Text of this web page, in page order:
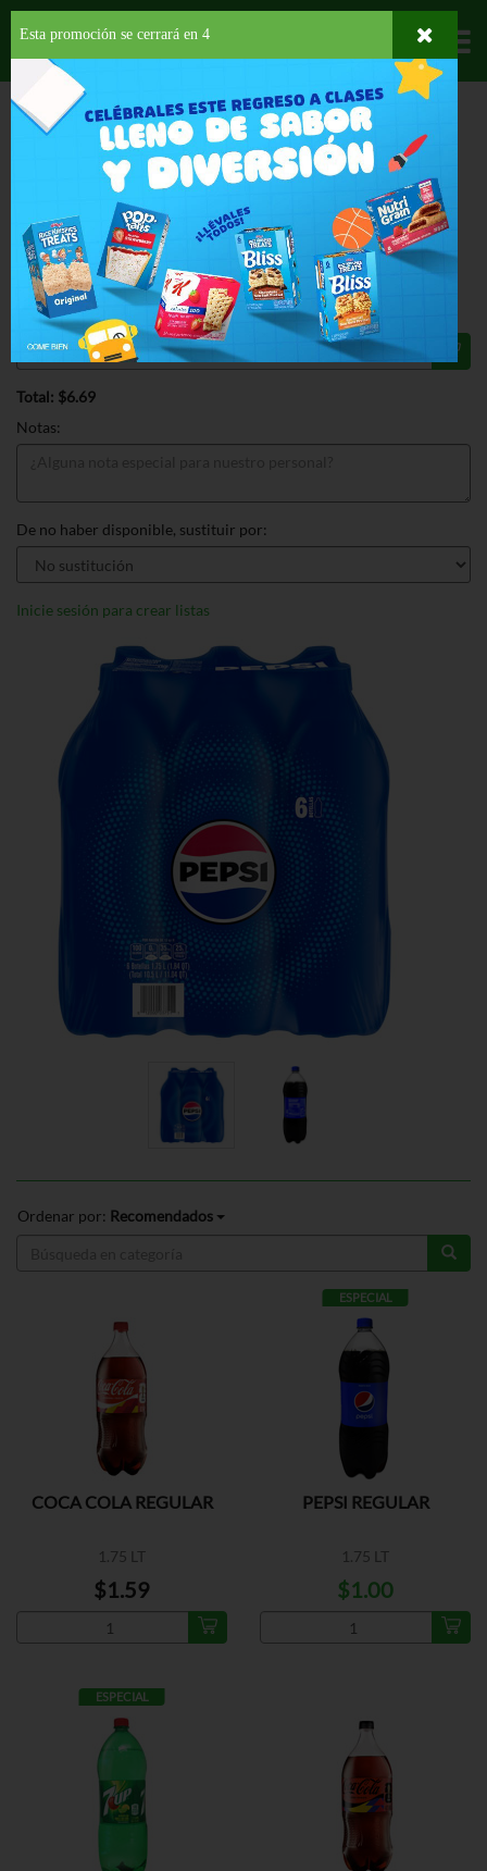
Departamentos
PROVISIONES BEBIDAS SODAS PEPSI REGULAR 6PK
PEPSI REGULAR 6PK 1.75 LT
$6.69
Regular $7.69
Válido hasta: agosto 31, 2026
Total: $6.69
Notas:
De no haber disponible, sustituir por:
Inicie sesión para crear listas
Ordenar por: Recomendados
COCA COLA REGULAR
1.75 LT
$1.59
ESPECIAL
PEPSI REGULAR
1.75 LT
$1.00
ESPECIAL
Esta promoción se cerrará en 3